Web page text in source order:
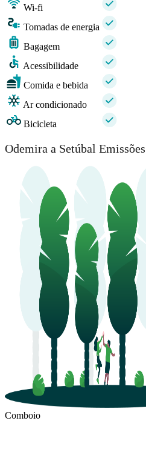
Wi-fi
Tomadas de energia
Bagagem
Acessibilidade
Comida e bebida
Ar condicionado
Bicicleta
Odemira a Setúbal
Comboio